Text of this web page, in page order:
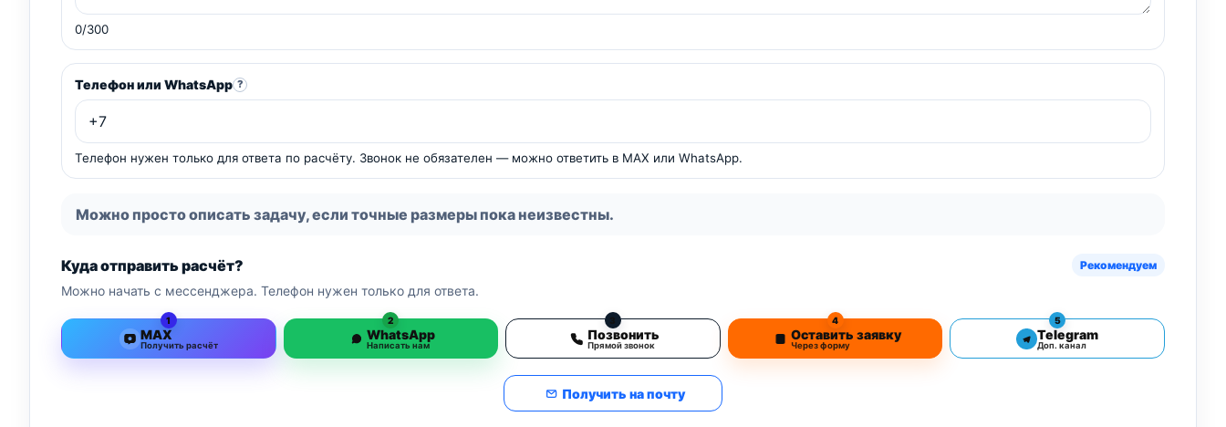
0/300
Телефон или WhatsApp ?
Телефон нужен только для ответа по расчёту. Звонок не обязателен — можно ответить в MAX или WhatsApp.
Можно просто описать задачу, если точные размеры пока неизвестны.
Куда отправить расчёт? Рекомендуем
Можно начать с мессенджера. Телефон нужен только для ответа.
1
MAX
Получить расчёт
2
WhatsApp
Написать нам
3
Позвонить
Прямой звонок
4
Оставить заявку
Через форму
5
Telegram
Доп. канал
Получить на почту